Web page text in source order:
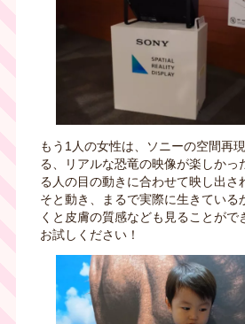
もう 1 人の女性は、ソニーの空間再
る、リアルな恐竜の映像が楽しかっ
る人の目の動きに合わせて映し出さ
そと動き、まるで実際に生きている
くと皮膚の質感なども見ることがで
お試しください！